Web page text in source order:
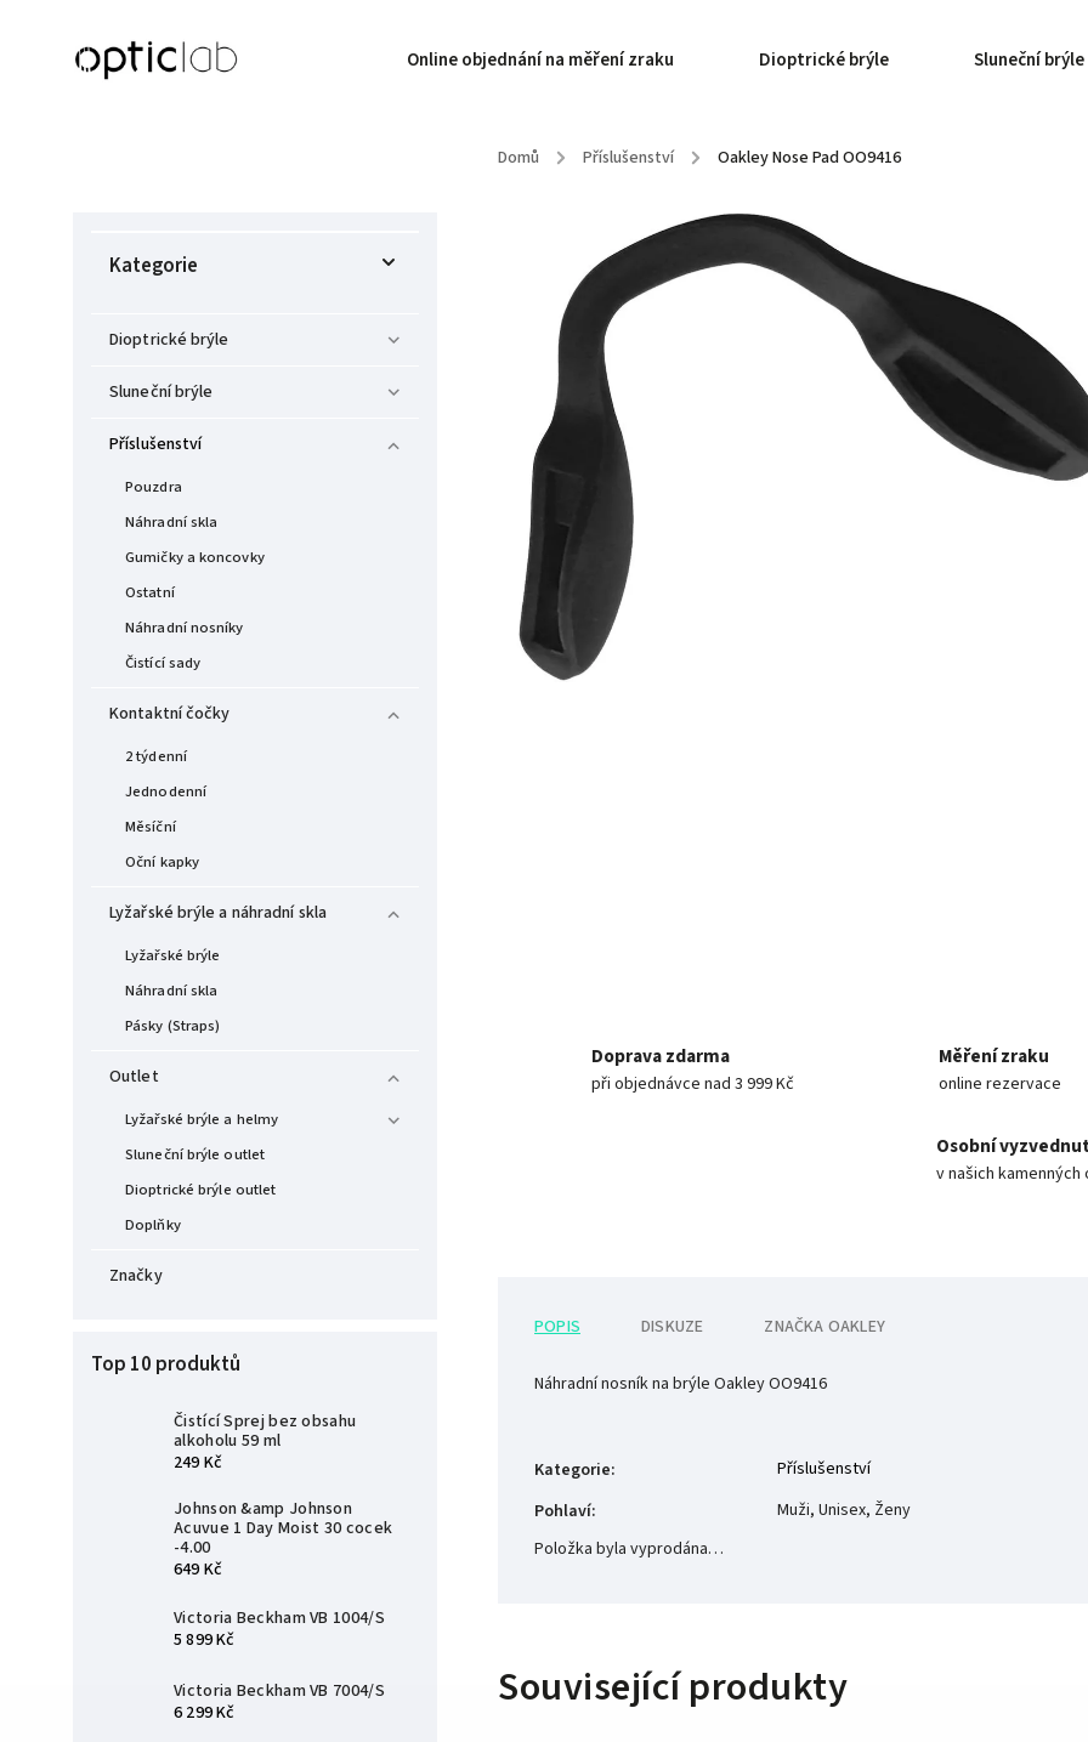
Online objednání na měření zraku Dioptrické brýle Sluneční brýle
Domů / Příslušenství / Oakley Nose Pad OO9416
Kategorie
Dioptrické brýle
Sluneční brýle
Příslušenství
Pouzdra
Náhradní skla
Gumičky a koncovky
Ostatní
Náhradní nosníky
Čistící sady
Kontaktní čočky
2 týdenní
Jednodenní
Měsíční
Oční kapky
Lyžařské brýle a náhradní skla
Lyžařské brýle
Náhradní skla
Pásky (Straps)
Outlet
Lyžařské brýle a helmy
Sluneční brýle outlet
Dioptrické brýle outlet
Doplňky
Značky
Top 10 produktů
Čistící Sprej bez obsahu
alkoholu 59 ml
249 Kč
Johnson &amp Johnson
Acuvue 1 Day Moist 30 cocek
-4.00
649 Kč
Victoria Beckham VB 1004/S
5 899 Kč
Victoria Beckham VB 7004/S
6 299 Kč
Doprava zdarma
při objednávce nad 3 999 Kč
Měření zraku
online rezervace
Osobní
v našich kamenných
POPIS DISKUZE ZNAČKA OAKLEY
Náhradní nosník na brýle Oakley OO9416
Kategorie:
Příslušenství
Pohlaví:
Muži, Unisex, Ženy
Položka byla vyprodána…
Související produkty